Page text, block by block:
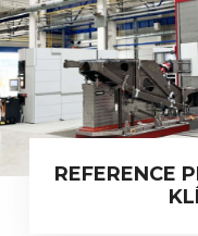
REFERENCE